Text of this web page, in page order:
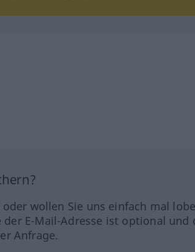
wollen Sie uns einfach mal
der E-Mail-Adresse ist optional und
Anfrage.